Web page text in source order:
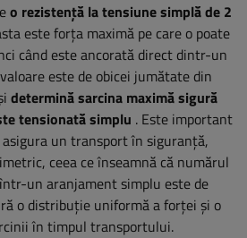
o rezistență la tensiune simplă de 2
este forța maximă pe care o poate
când este ancorată direct dintr-un
este de obicei jumătate din
determină sarcina maximă sigură
tensionată simplu . Este important
un transport în siguranță,
ceea ce înseamnă că numărul
un aranjament simplu este de
o distribuție uniformă a forței și o
în timpul transportului.